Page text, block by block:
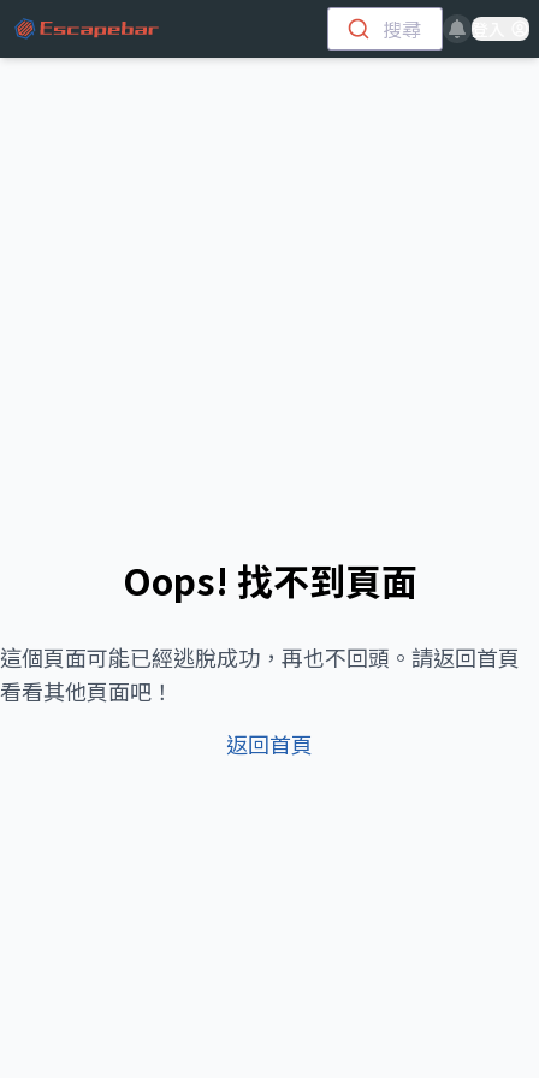
跳至主要內容
搜尋 登入
Oops! 找不到頁面
這個頁面可能已經逃脫成功，再也不回頭。請返回首頁
看看其他頁面吧！
返回首頁